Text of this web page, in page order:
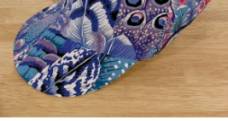
キャップ／ネイビー
¥3,900